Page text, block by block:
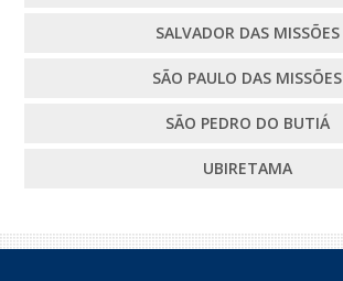
SALVADOR DAS MISSÕES
SÃO PAULO DAS MISSÕES
SÃO PEDRO DO BUTIÁ
UBIRETAMA